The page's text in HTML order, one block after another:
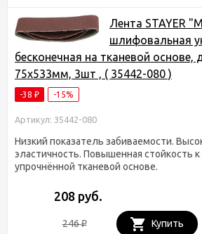
Лента STAYER
шлифовальная
бесконечная на тканевой
75х533мм, 3шт , ( 35442-080 )
-38 ₽ -15%
Артикул: 35442-080
Низкий показатель забиваемости.
эластичность. Повышенная стойкость
упрочнённой тканевой основе.
208 руб.
246₽ Купить